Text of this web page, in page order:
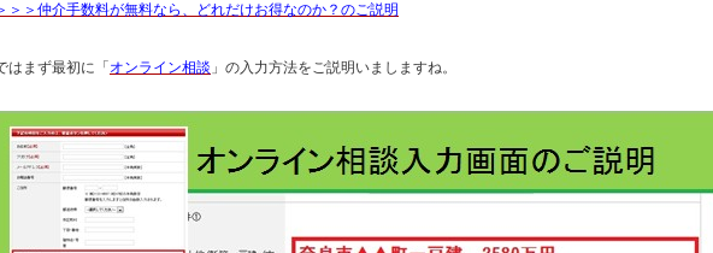
＞＞仲介手数料が無料なら、どれだけお得なのか？のご説明
はまず最初に「 オンライン相談 」の入力方法をご説明いましますね。